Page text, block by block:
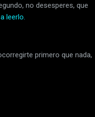
no desesperes, que
leerlo.
primero que nada,